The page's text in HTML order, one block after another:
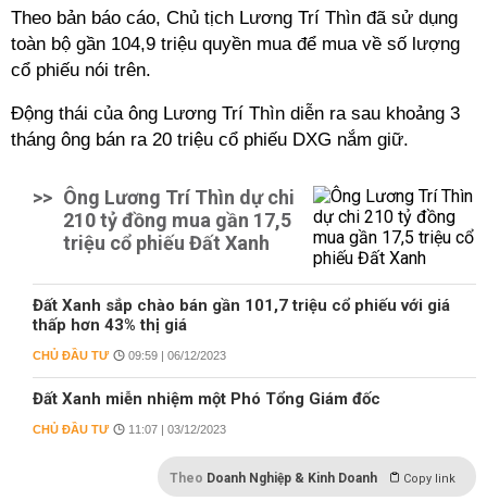
Theo bản báo cáo, Chủ tịch Lương Trí Thìn đã sử dụng
toàn bộ gần 104,9 triệu quyền mua để mua về số lượng
cổ phiếu nói trên.
Động thái của ông Lương Trí Thìn diễn ra sau khoảng 3
tháng ông bán ra 20 triệu cổ phiếu DXG nắm giữ.
>> Ông Lương Trí Thìn dự chi
210 tỷ đồng mua gần 17,5
triệu cổ phiếu Đất Xanh
Đất Xanh sắp chào bán gần 101,7 triệu cổ phiếu với giá
thấp hơn 43% thị giá
CHỦ ĐẦU TƯ 09:59 | 06/12/2023
Đất Xanh miễn nhiệm một Phó Tổng Giám đốc
CHỦ ĐẦU TƯ 11:07 | 03/12/2023
Theo Doanh Nghiệp & Kinh Doanh Copy link